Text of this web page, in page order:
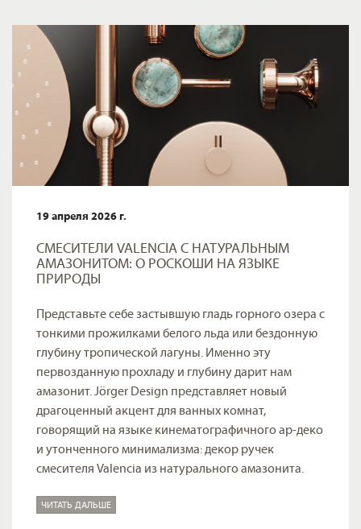
19 апреля 2026 г.
СМЕСИТЕЛИ VALENCIA С НАТУРАЛЬНЫМ
АМАЗОНИТОМ: О РОСКОШИ НА ЯЗЫКЕ
ПРИРОДЫ
Представьте себе застывшую гладь горного озера с
тонкими прожилками белого льда или бездонную
глубину тропической лагуны. Именно эту
первозданную прохладу и глубину дарит нам
амазонит. Jörger Design представляет новый
драгоценный акцент для ванных комнат,
говорящий на языке кинематографичного ар-деко
и утонченного минимализма: декор ручек
смесителя Valencia из натурального амазонита.
ЧИТАТЬ ДАЛЬШЕ